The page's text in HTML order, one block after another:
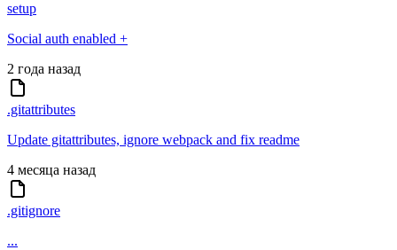
setup
Social auth enabled +
2 года назад
.gitattributes
Update gitattributes, ignore webpack and fix readme
4 месяца назад
.gitignore
...